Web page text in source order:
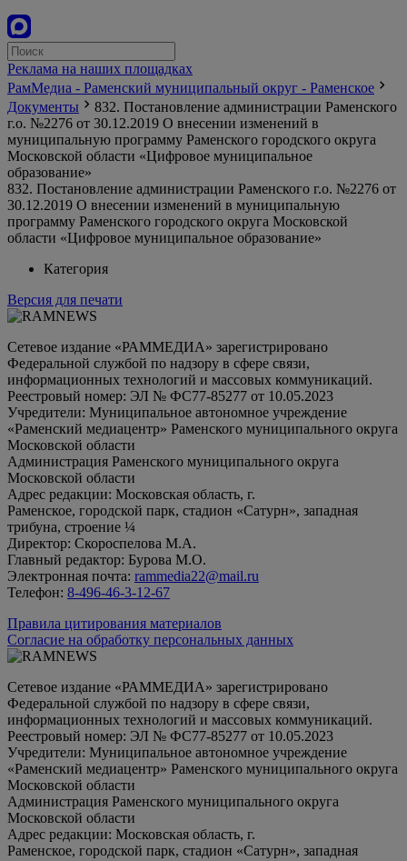
Реклама на наших площадках
РамМедиа - Раменский муниципальный округ - Раменское
Документы
832. Постановление администрации Раменского
г.о. №2276 от 30.12.2019 О внесении изменений в
муниципальную программу Раменского городского округа
Московской области «Цифровое муниципальное
образование»
832. Постановление администрации Раменского г.о. №2276 от
30.12.2019 О внесении изменений в муниципальную
программу Раменского городского округа Московской
области «Цифровое муниципальное образование»
Категория
Версия для печати
Сетевое издание «РАММЕДИА» зарегистрировано
Федеральной службой по надзору в сфере связи,
информационных технологий и массовых коммуникаций.
Реестровый номер: ЭЛ № ФС77-85277 от 10.05.2023
Учредители: Муниципальное автономное учреждение
«Раменский медиацентр» Раменского муниципального округа
Московской области
Администрация Раменского муниципального округа
Московской области
Адрес редакции: Московская область, г.
Раменское, городской парк, стадион «Сатурн», западная
трибуна, строение ¼
Директор: Скороспелова М.А.
Главный редактор: Бурова М.О.
Электронная почта: rammedia22@mail.ru
Телефон: 8-496-46-3-12-67
Правила цитирования материалов
Согласие на обработку персональных данных
Сетевое издание «РАММЕДИА» зарегистрировано
Федеральной службой по надзору в сфере связи,
информационных технологий и массовых коммуникаций.
Реестровый номер: ЭЛ № ФС77-85277 от 10.05.2023
Учредители: Муниципальное автономное учреждение
«Раменский медиацентр» Раменского муниципального округа
Московской области
Администрация Раменского муниципального округа
Московской области
Адрес редакции: Московская область, г.
Раменское, городской парк, стадион «Сатурн», западная